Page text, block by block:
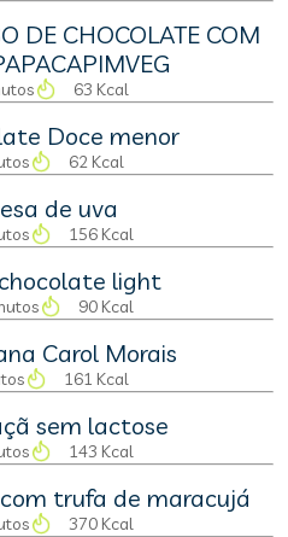
DE CHOCOLATE COM
63 Kcal
Doce menor
62 Kcal
de uva
156 Kcal
light
90 Kcal
Carol Morais
161 Kcal
sem lactose
143 Kcal
trufa de maracujá
370 Kcal